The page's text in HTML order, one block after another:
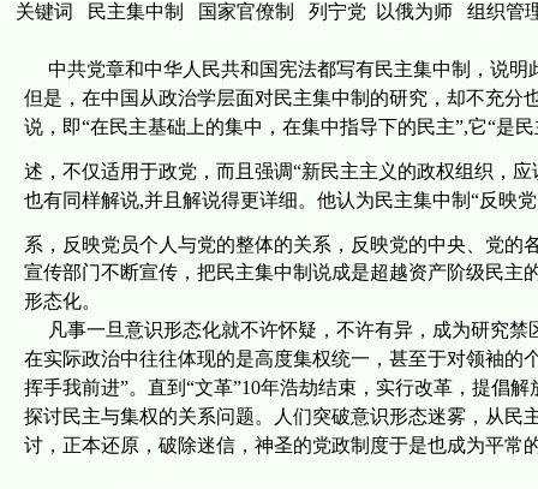
关键词 民主集中制 国家官僚制 列宁党 以俄为师 组织管
中共党章和中华人民共和国宪法都写有民主集中制，说
但是，在中国从政治学层面对民主集中制的研究，却不充
说，即“在民主基础上的集中，在集中指导下的民主”,它“是
述，不仅适用于政党，而且强调“新民主主义的政权组织，应
也有同样解说,并且解说得更详细。他认为民主集中制“反映
系，反映党员个人与党的整体的关系，反映党的中央、党的
宣传部门不断宣传，把民主集中制说成是超越资产阶级民
形态化。
凡事一旦意识形态化就不许怀疑，不许有异，成为研究
在实际政治中往往体现的是高度集权统一，甚至于对领袖的
挥手我前进”。直到“文革”10年浩劫结束，实行改革，提倡
探讨民主与集权的关系问题。人们突破意识形态迷雾，从
讨，正本还原，破除迷信，神圣的党政制度于是也成为平常